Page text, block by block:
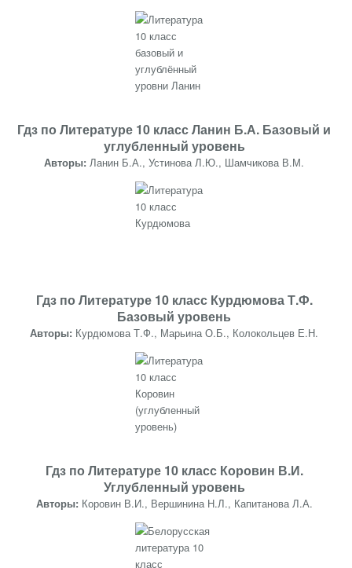
Гдз по Литературе 10 класс Ланин Б.А. Базовый и
углубленный уровень
Авторы:Ланин Б.А., Устинова Л.Ю., Шамчикова В.М.
Гдз по Литературе 10 класс Курдюмова Т.Ф.
Базовый уровень
Авторы: Курдюмова Т.Ф., Марьина О.Б., Колокольцев Е.Н.
Гдз по Литературе 10 класс Коровин В.И.
Углубленный уровень
Авторы: Коровин В.И., Вершинина Н.Л., Капитанова Л.А.